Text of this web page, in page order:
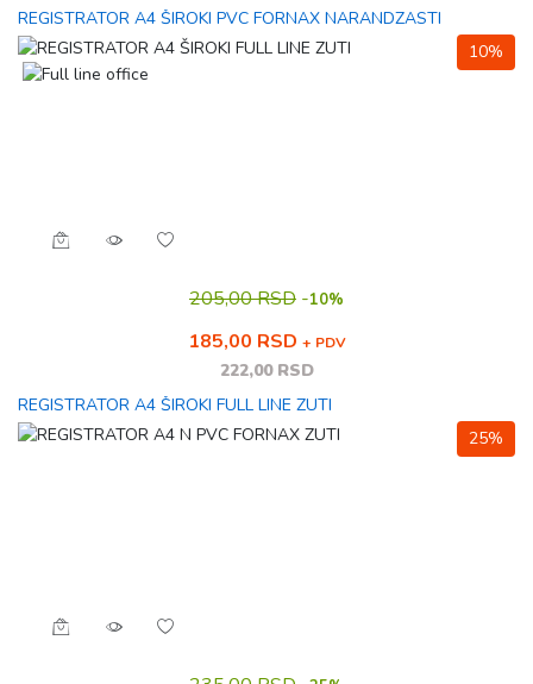
REGISTRATOR A4 ŠIROKI PVC FORNAX NARANDZASTI
10%
205,00 RSD -10%
185,00 RSD + PDV
222,00 RSD
REGISTRATOR A4 ŠIROKI FULL LINE ZUTI
25%